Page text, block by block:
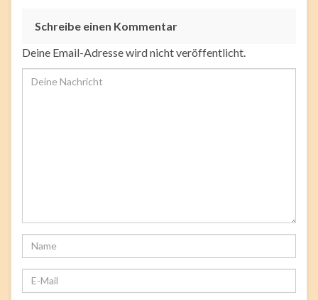
Schreibe einen Kommentar
Deine Email-Adresse wird nicht veröffentlicht.